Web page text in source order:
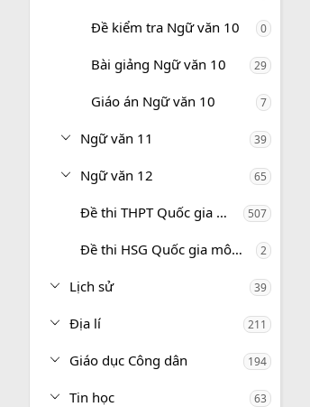
Đề kiểm tra Ngữ văn 10 0
Bài giảng Ngữ văn 10 29
Giáo án Ngữ văn 10 7
Ngữ văn 11 39
Ngữ văn 12 65
Đề thi THPT Quốc gia môn Ngữ văn 507
Đề thi HSG Quốc gia môn Ngữ văn 2
Lịch sử 39
Địa lí 211
Giáo dục Công dân 194
Tin học 63